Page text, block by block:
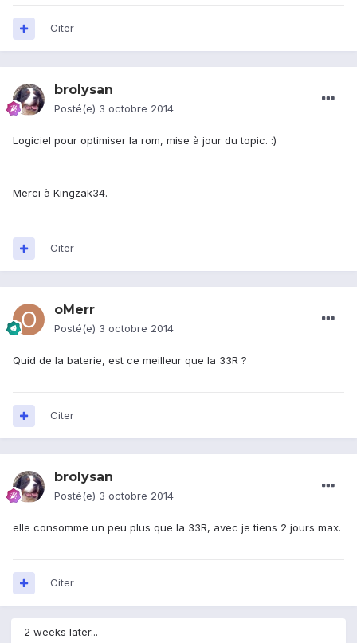
Citer
brolysan
Posté(e) 3 octobre 2014
Logiciel pour optimiser la rom, mise à jour du topic. :)
Merci à Kingzak34.
Citer
oMerr
Posté(e) 3 octobre 2014
Quid de la baterie, est ce meilleur que la 33R ?
Citer
brolysan
Posté(e) 3 octobre 2014
elle consomme un peu plus que la 33R, avec je tiens 2 jours max.
Citer
2 weeks later...